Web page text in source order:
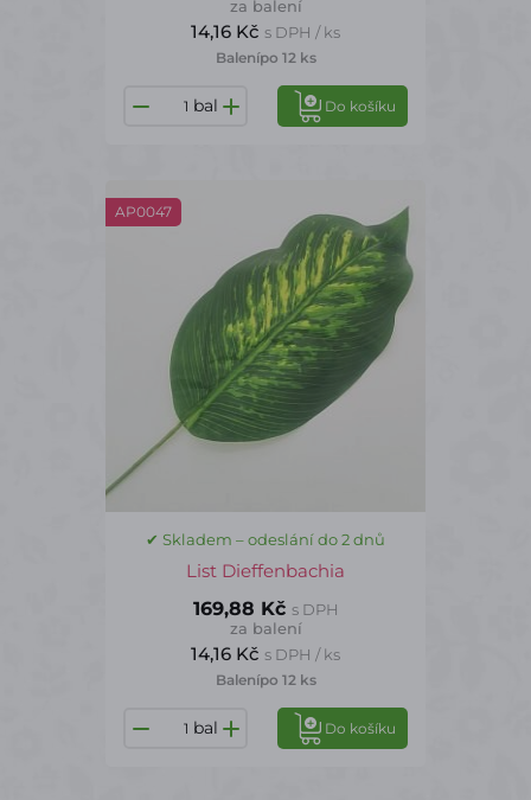
za balení
14,16 Kč s DPH / ks
Balenípo 12 ks
bal Do košíku
AP0047
✔ Skladem – odeslání do 2 dnů
List Dieffenbachia
169,88 Kč s DPH
za balení
14,16 Kč s DPH / ks
Balenípo 12 ks
bal Do košíku